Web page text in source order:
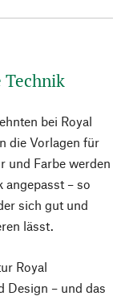
bei Royal
die Vorlagen für
und Farbe werden
angepasst – so
sich gut und
lässt.
Royal
Design – und das